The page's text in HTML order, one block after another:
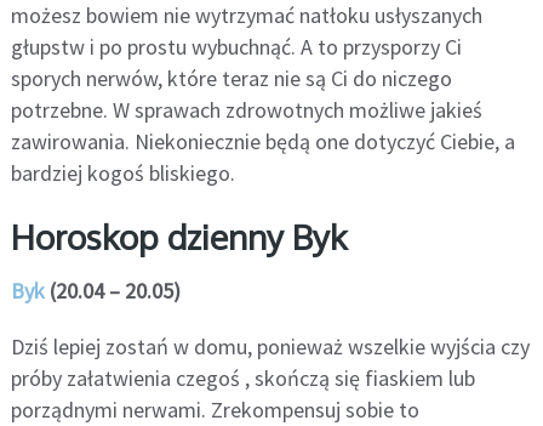
możesz bowiem nie wytrzymać natłoku usłyszanych
głupstw i po prostu wybuchnąć. A to przysporzy Ci
sporych nerwów, które teraz nie są Ci do niczego
potrzebne. W sprawach zdrowotnych możliwe jakieś
zawirowania. Niekoniecznie będą one dotyczyć Ciebie, a
bardziej kogoś bliskiego.
Horoskop dzienny Byk
Byk(20.04 – 20.05)
Dziś lepiej zostań w domu, ponieważ wszelkie wyjścia czy
próby załatwienia czegoś , skończą się fiaskiem lub
porządnymi nerwami. Zrekompensuj sobie to